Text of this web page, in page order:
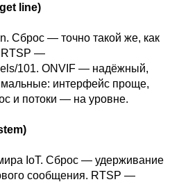
line)
Сброс — точно такой же, как
RTSP —
101. ONVIF — надёжный,
интерфейс проще,
и потоки — на уровне.
IoT. Сброс — удерживание
сообщения. RTSP —